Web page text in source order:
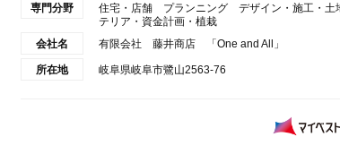
専門分野
住宅・店舗 プランニング デザイン・施工・土
テリア・資金計画・植栽
会社名
有限会社 藤井商店 「One and All」
所在地 岐阜県岐阜市鷺山2563-76